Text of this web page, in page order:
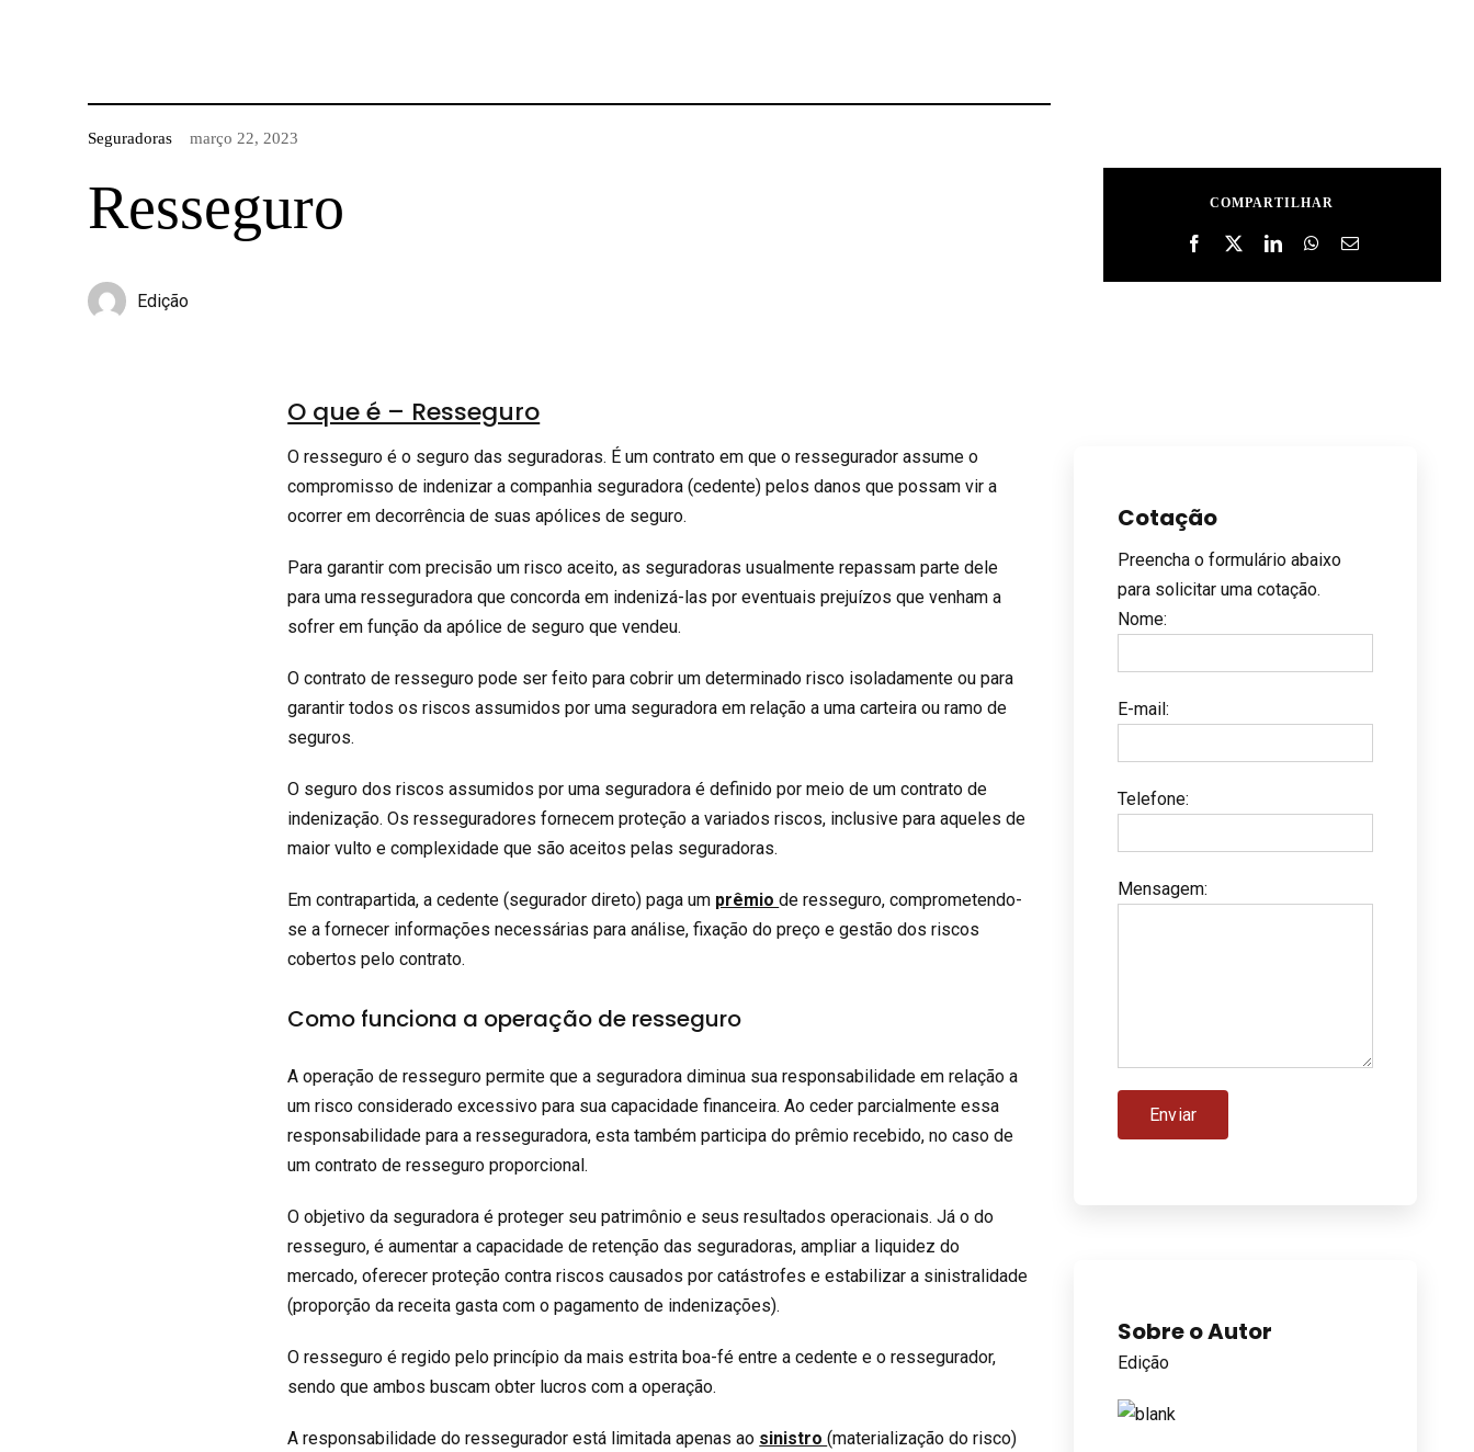
Seguradoras março 22, 2023
Resseguro
Edição
COMPARTILHAR
O que é – Resseguro
O resseguro é o seguro das seguradoras. É um contrato em que o ressegurador assume o
compromisso de indenizar a companhia seguradora (cedente) pelos danos que possam vir a
ocorrer em decorrência de suas apólices de seguro.
Para garantir com precisão um risco aceito, as seguradoras usualmente repassam parte dele
para uma resseguradora que concorda em indenizá-las por eventuais prejuízos que venham a
sofrer em função da apólice de seguro que vendeu.
O contrato de resseguro pode ser feito para cobrir um determinado risco isoladamente ou para
garantir todos os riscos assumidos por uma seguradora em relação a uma carteira ou ramo de
seguros.
O seguro dos riscos assumidos por uma seguradora é definido por meio de um contrato de
indenização. Os resseguradores fornecem proteção a variados riscos, inclusive para aqueles de
maior vulto e complexidade que são aceitos pelas seguradoras.
Em contrapartida, a cedente (segurador direto) paga um prêmiode resseguro, comprometendo-
se a fornecer informações necessárias para análise, fixação do preço e gestão dos riscos
cobertos pelo contrato.
Como funciona a operação de resseguro
A operação de resseguro permite que a seguradora diminua sua responsabilidade em relação a
um risco considerado excessivo para sua capacidade financeira. Ao ceder parcialmente essa
responsabilidade para a resseguradora, esta também participa do prêmio recebido, no caso de
um contrato de resseguro proporcional.
O objetivo da seguradora é proteger seu patrimônio e seus resultados operacionais. Já o do
resseguro, é aumentar a capacidade de retenção das seguradoras, ampliar a liquidez do
mercado, oferecer proteção contra riscos causados por catástrofes e estabilizar a sinistralidade
(proporção da receita gasta com o pagamento de indenizações).
O resseguro é regido pelo princípio da mais estrita boa-fé entre a cedente e o ressegurador,
sendo que ambos buscam obter lucros com a operação.
A responsabilidade do ressegurador está limitada apenas ao sinistro(materialização do risco)
Cotação
Preencha o formulário abaixo
para solicitar uma cotação.
Nome:
E-mail:
Telefone:
Mensagem:
Sobre o Autor
Edição